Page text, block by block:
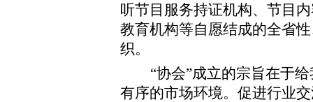
听节目服务持证机构、节目
教育机构等自愿结成的全省
织。
“协会”成立的宗旨在于
有序的市场环境。促进行业